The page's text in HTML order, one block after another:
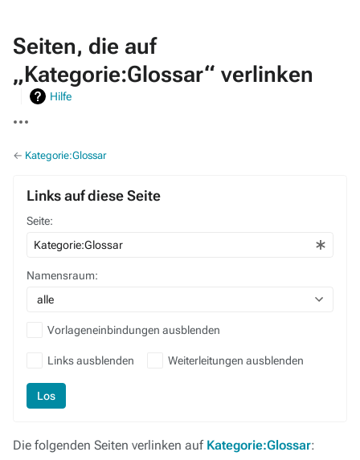
Seiten, die auf
„Kategorie:Glossar“ verlinken
Hilfe
Aktionen
← Kategorie:Glossar
Links auf diese Seite
Seite:
Namensraum:
alle
Vorlageneinbindungen ausblenden
Links ausblenden Weiterleitungen ausblenden
Los
Die folgenden Seiten verlinken auf Kategorie:Glossar: